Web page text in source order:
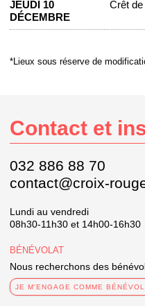
JEUDI 10
DÉCEMBRE
Crêt de
*Lieux sous réserve de
Contact et
032 886 88 70
contact@croix-
Lundi au vendredi
08h30-11h30 et 14h00-16h30
BÉNÉVOLAT
Nous recherchons des
JE M'ENGAGE COMME